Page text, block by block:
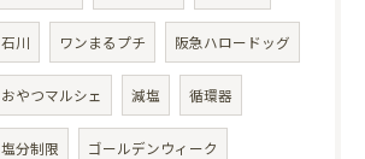
石川 ワンまるプチ 阪急ハロードッグ
おやつマルシェ 減塩 循環器
塩分制限 ゴールデンウィーク